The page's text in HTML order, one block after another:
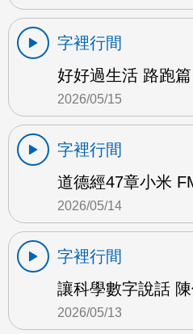
字裡行間
好好過生活 路跑
2026/05/15
字裡行間
道德經47章小米
2026/05/14
字裡行間
讓科學數字說話
2026/05/13